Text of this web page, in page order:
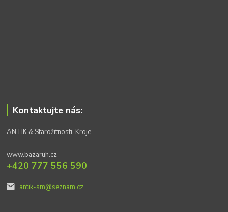
Kontaktujte nás:
ANTIK & Starožitnosti, Kroje
www.bazaruh.cz
+420 777 556 590
antik-sm@seznam.cz